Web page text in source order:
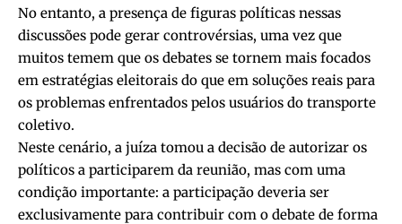
No entanto, a presença de figuras políticas nessas
discussões pode gerar controvérsias, uma vez que
muitos temem que os debates se tornem mais focados
em estratégias eleitorais do que em soluções reais para
os problemas enfrentados pelos usuários do transporte
coletivo.
Neste cenário, a juíza tomou a decisão de autorizar os
políticos a participarem da reunião, mas com uma
condição importante: a participação deveria ser
exclusivamente para contribuir com o debate de forma